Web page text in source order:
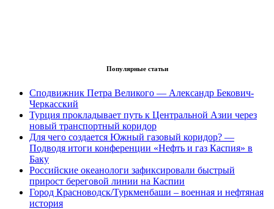
Популярные статьи
Сподвижник Петра Великого — Александр Бекович-
Черкасский
Турция прокладывает путь к Центральной Азии через
новый транспортный коридор
Для чего создается Южный газовый коридор? —
Подводя итоги конференции «Нефть и газ Каспия» в
Баку
Российские океанологи зафиксировали быстрый
прирост береговой линии на Каспии
Город Красноводск/Туркменбаши – военная и нефтяная
история